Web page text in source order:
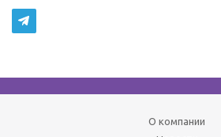
О компании